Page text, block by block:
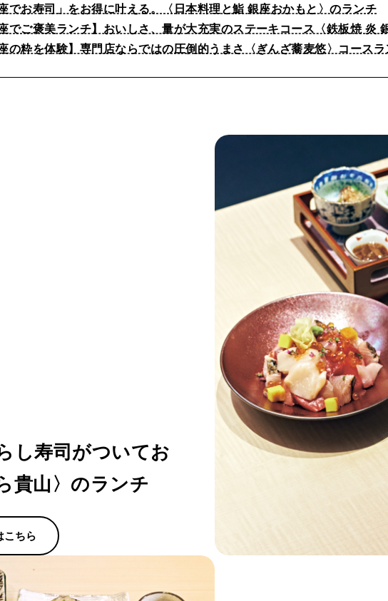
座でお寿司」をお得に叶える。〈日本料理と鮨 銀座おかもと〉のランチ
座でご褒美ランチ】おいしさ、量が大充実のステーキコース〈鉄板焼 炎
座の粋を体験】専門店ならではの圧倒的うまさ〈ぎんざ蕎麦悠〉コースラ
し寿司がついてお
貴山〉のランチ
こちら